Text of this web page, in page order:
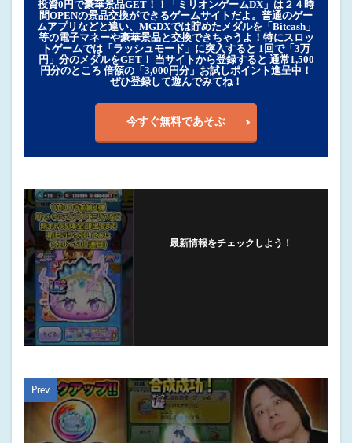
投資0円で豪華景品GET！！「ミリオンゲームDX」は２４時
間OPENの景品交換ができるゲームサイトだよ。普通のゲー
ムアプリなどと違い、MGDXでは貯めたメダルを「Bitcash」
等の電子マネーや豪華景品と交換できちゃうよ！特にスロッ
トゲームでは「ラッシュモード」に突入すると 1回で「3万
円」分のメダルをGET！ 当サイトから登録すると 通常1,500
円分のところ 倍額の「3,000円分」お試しポイント進呈中！
ぜひ登録して遊んでみてね！
今すぐ無料であそぶ
最新情報をチェックしよう！
Prev